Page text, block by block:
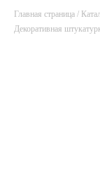
Главная страница /
Декоративная